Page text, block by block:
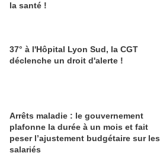
la santé !
37° à l'Hôpital Lyon Sud, la CGT
déclenche un droit d'alerte !
Arrêts maladie : le gouvernement
plafonne la durée à un mois et fait
peser l’ajustement budgétaire sur les
salariés